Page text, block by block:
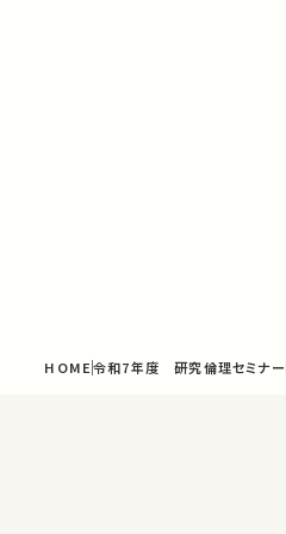
HOME令和7年度 研究倫理セミナー